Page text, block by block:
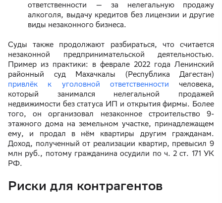
ответственности — за нелегальную продажу
алкоголя, выдачу кредитов без лицензии и другие
виды незаконного бизнеса.
Суды также продолжают разбираться, что считается
незаконной предпринимательской деятельностью.
Пример из практики: в феврале 2022 года Ленинский
районный суд Махачкалы (Республика Дагестан)
привлёк к уголовной ответственности человека,
который занимался нелегальной продажей
недвижимости без статуса ИП и открытия фирмы. Более
того, он организовал незаконное строительство 9-
этажного дома на земельном участке, принадлежащем
ему, и продал в нём квартиры другим гражданам.
Доход, полученный от реализации квартир, превысил 9
млн руб., потому гражданина осудили по ч. 2 ст. 171 УК
РФ.
Риски для контрагентов